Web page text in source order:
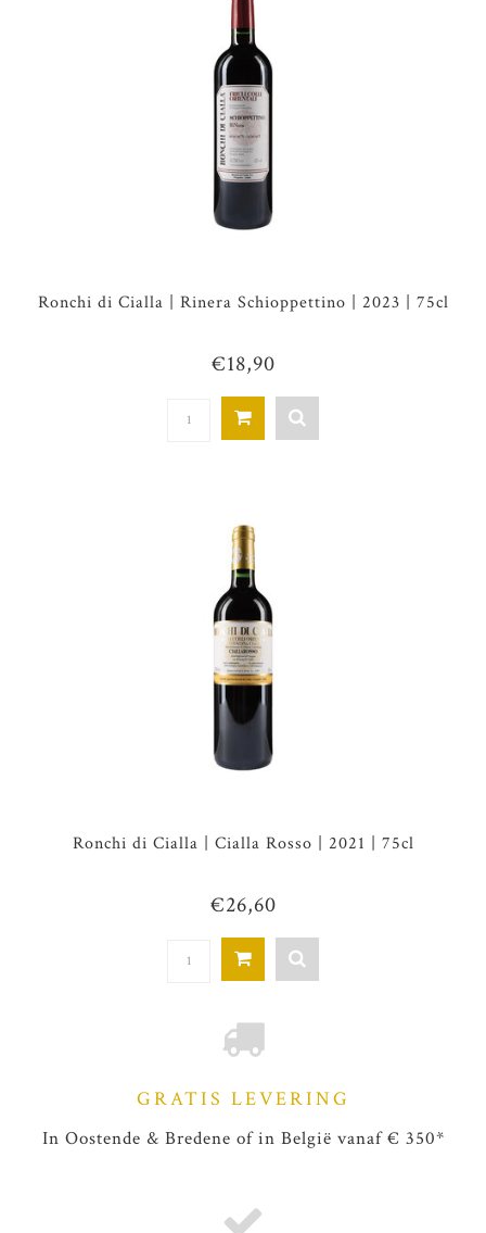
Ronchi di Cialla | Rinera Schioppettino | 2023 | 75cl
€18,90
Ronchi di Cialla | Cialla Rosso | 2021 | 75cl
€26,60
GRATIS LEVERING
In Oostende & Bredene of in België vanaf € 350*